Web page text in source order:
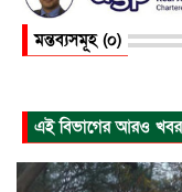
মন্তব্যসমূহ (০)
এই বিভাগের আরও খবর